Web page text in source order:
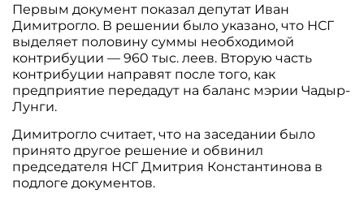
Первым документ показал депутат Иван
Димитрогло. В решении было указано, что НСГ
выделяет половину суммы необходимой
контрибуции — 960 тыс. леев. Вторую часть
контрибуции направят после того, как
предприятие передадут на баланс мэрии Чадыр-
Лунги.
Димитрогло считает, что на заседании было
принято другое решение и обвинил
председателя НСГ Дмитрия Константинова в
подлоге документов.